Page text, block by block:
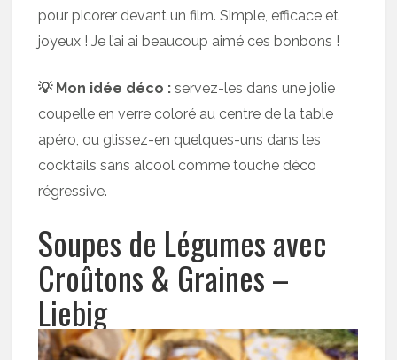
pour picorer devant un film. Simple, efficace et
joyeux ! Je l’ai ai beaucoup aimé ces bonbons !
💡 Mon idée déco : servez-les dans une jolie
coupelle en verre coloré au centre de la table
apéro, ou glissez-en quelques-uns dans les
cocktails sans alcool comme touche déco
régressive.
Soupes de Légumes avec
Croûtons & Graines –
Liebig